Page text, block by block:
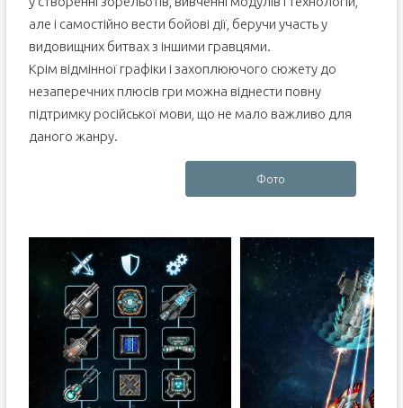
але і самостійно вести бойові дії, беручи участь у
видовищних битвах з іншими гравцями.
Крім відмінної графіки і захоплюючого сюжету до
незаперечних плюсів гри можна віднести повну
підтримку російської мови, що не мало важливо для
даного жанру.
Фото